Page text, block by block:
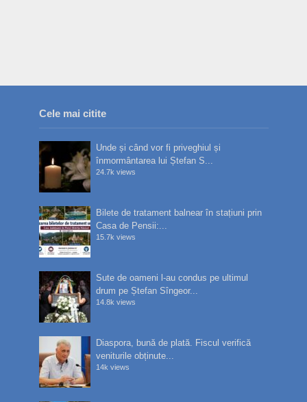
Cele mai citite
Unde și când vor fi priveghiul și
înmormântarea lui Ștefan S...
24.7k views
Bilete de tratament balnear în stațiuni prin
Casa de Pensii:...
15.7k views
Sute de oameni l-au condus pe ultimul
drum pe Ștefan Sîngeor...
14.8k views
Diaspora, bună de plată. Fiscul verifică
veniturile obținute...
14k views